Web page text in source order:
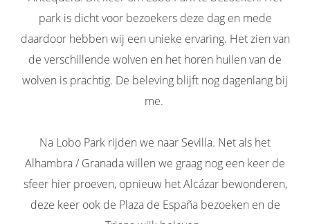
park is dicht voor bezoekers deze dag en mede
daardoor hebben wij een unieke ervaring. Het zien van
de verschillende wolven en het horen huilen van de
wolven is prachtig. De beleving blijft nog dagenlang bij
me.
Na Lobo Park rijden we naar Sevilla. Net als het
Alhambra / Granada willen we graag nog een keer de
sfeer hier proeven, opnieuw het Alcázar bewonderen,
deze keer ook de Plaza de España bezoeken en de